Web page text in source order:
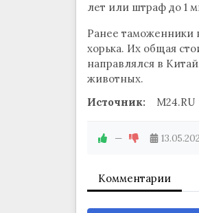
лет или штраф до 1
Ранее таможенники
хорька. Их общая
направлялся в
животных.
Источник:
M24.RU
—
Комментарии